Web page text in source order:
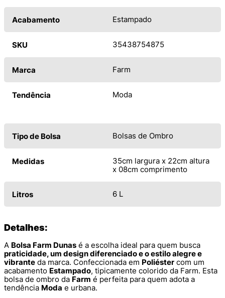
Acabamento Estampado
SKU 35438754875
Marca Farm
Tendência Moda
Tipo de Bolsa Bolsas de Ombro
Medidas
35cm largura x 22cm altura
x 08cm comprimento
Litros 6 L
Detalhes:
A Bolsa Farm Dunas é a escolha ideal para quem busca
praticidade, um design diferenciado e o estilo alegre e
vibrante da marca. Confeccionada em Poliéster com um
acabamento Estampado, tipicamente colorido da Farm. Esta
bolsa de ombro da Farm é perfeita para quem adota a
tendência Moda e urbana.